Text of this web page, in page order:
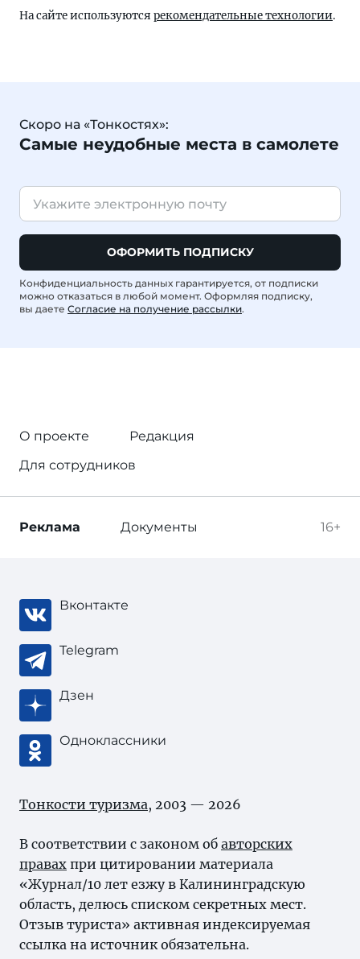
На сайте используются рекомендательные технологии.
Скоро на «Тонкостях»:
Самые неудобные места в самолете
ОФОРМИТЬ ПОДПИСКУ
Конфиденциальность данных гарантируется, от подписки
можно отказаться в любой момент. Оформляя подписку,
вы даете Согласие на получение рассылки.
О проекте
Редакция
Для сотрудников
16+
Реклама Документы
Вконтакте
Telegram
Дзен
Одноклассники
Тонкости туризма, 2003 — 2026
В соответствии с законом об авторских
правах при цитировании материала
«Журнал/10 лет езжу в Калининградскую
область, делюсь списком секретных мест.
Отзыв туриста» активная индексируемая
ссылка на источник обязательна.